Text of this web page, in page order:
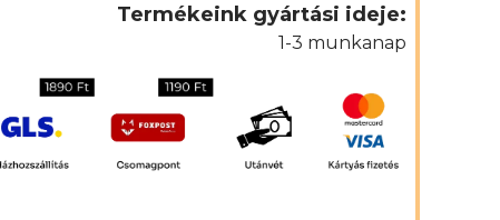
Termékeink gyártási ideje:
1-3 munkanap